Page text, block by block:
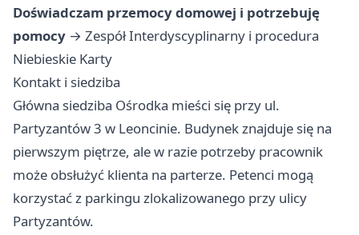
Doświadczam przemocy domowej i potrzebuję
pomocy → Zespół Interdyscyplinarny i procedura
Niebieskie Karty
Kontakt i siedziba
Główna siedziba Ośrodka mieści się przy ul.
Partyzantów 3 w Leoncinie. Budynek znajduje się na
pierwszym piętrze, ale w razie potrzeby pracownik
może obsłużyć klienta na parterze. Petenci mogą
korzystać z parkingu zlokalizowanego przy ulicy
Partyzantów.